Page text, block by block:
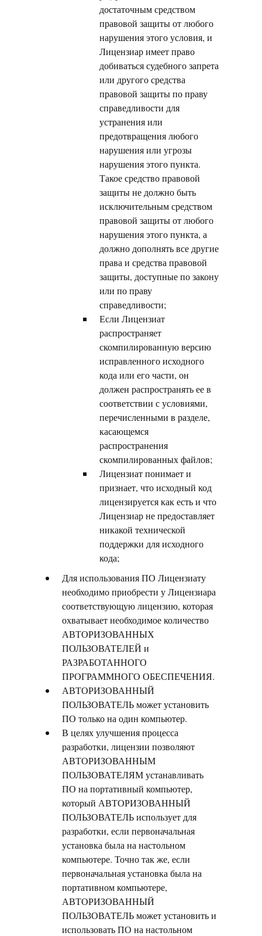
достаточным средством
правовой защиты от любого
нарушения этого условия, и
Лицензиар имеет право
добиваться судебного запрета
или другого средства
правовой защиты по праву
справедливости для
устранения или
предотвращения любого
нарушения или угрозы
нарушения этого пункта.
Такое средство правовой
защиты не должно быть
исключительным средством
правовой защиты от любого
нарушения этого пункта, а
должно дополнять все другие
права и средства правовой
защиты, доступные по закону
или по праву
справедливости;
Если Лицензиат
распространяет
скомпилированную версию
исправленного исходного
кода или его части, он
должен распространять ее в
соответствии с условиями,
перечисленными в разделе,
касающемся
распространения
скомпилированных файлов;
Лицензиат понимает и
признает, что исходный код
лицензируется как есть и что
Лицензиар не предоставляет
никакой технической
поддержки для исходного
кода;
Для использования ПО Лицензиату
необходимо приобрести у Лицензиара
соответствующую лицензию, которая
охватывает необходимое количество
АВТОРИЗОВАННЫХ
ПОЛЬЗОВАТЕЛЕЙ и
РАЗРАБОТАННОГО
ПРОГРАММНОГО ОБЕСПЕЧЕНИЯ.
АВТОРИЗОВАННЫЙ
ПОЛЬЗОВАТЕЛЬ может установить
ПО только на один компьютер.
В целях улучшения процесса
разработки, лицензии позволяют
АВТОРИЗОВАННЫМ
ПОЛЬЗОВАТЕЛЯМ устанавливать
ПО на портативный компьютер,
который АВТОРИЗОВАННЫЙ
ПОЛЬЗОВАТЕЛЬ использует для
разработки, если первоначальная
установка была на настольном
компьютере. Точно так же, если
первоначальная установка была на
портативном компьютере,
АВТОРИЗОВАННЫЙ
ПОЛЬЗОВАТЕЛЬ может установить и
использовать ПО на настольном